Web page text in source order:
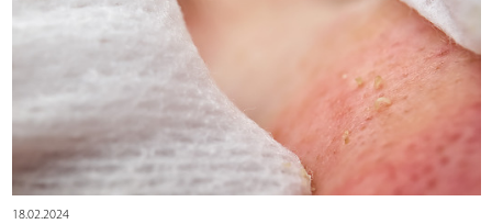
18.02.2024